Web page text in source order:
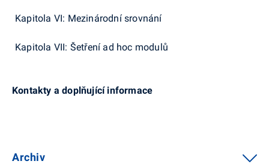
Kapitola VI: Mezinárodní srovnání
Kapitola VII: Šetření ad hoc modulů
Kontakty a doplňující informace
Archiv